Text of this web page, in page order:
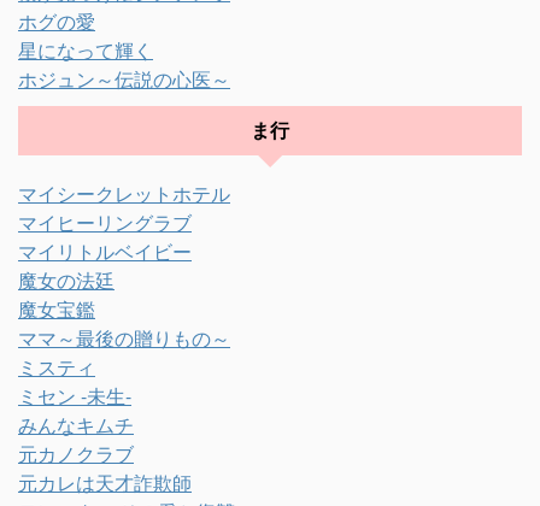
ホグの愛
星になって輝く
ホジュン～伝説の心医～
ま行
マイシークレットホテル
マイヒーリングラブ
マイリトルベイビー
魔女の法廷
魔女宝鑑
ママ～最後の贈りもの～
ミスティ
ミセン -未生-
みんなキムチ
元カノクラブ
元カレは天才詐欺師